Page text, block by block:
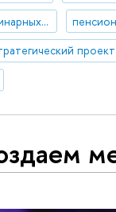
НЦМУ "Центр междисциплинарных исследований человеческого потенциала"